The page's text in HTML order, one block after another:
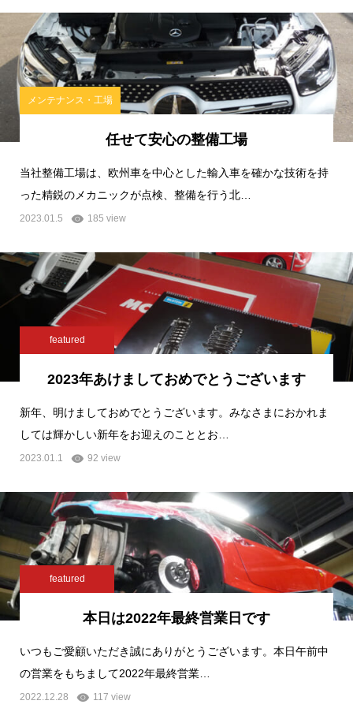
メンテナンス・工場
任せて安心の整備工場
当社整備工場は、欧州車を中心とした輸入車を確かな技術を持
った精鋭のメカニックが点検、整備を行う北…
2023.01.5 185 view
featured
2023年あけましておめでとうございます
新年、明けましておめでとうございます。みなさまにおかれま
しては輝かしい新年をお迎えのこととお…
2023.01.1 92 view
featured
本日は2022年最終営業日です
いつもご愛顧いただき誠にありがとうございます。本日午前中
の営業をもちまして2022年最終営業…
2022.12.28 117 view